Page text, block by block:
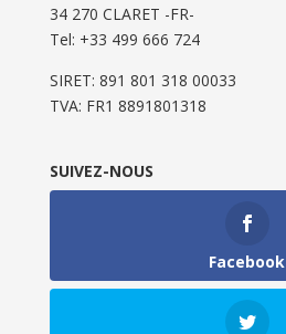
34 270 CLARET -FR-
Tel: ‭+33 499 666 724‬
SIRET: 891 801 318 00033
TVA: FR1 8891801318
SUIVEZ-NOUS
Facebook